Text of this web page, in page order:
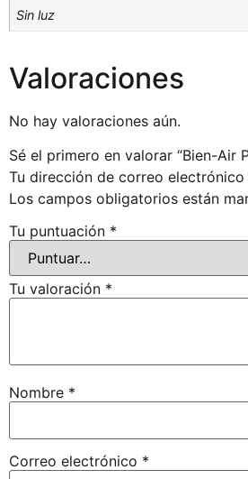
Sin luz
Valoraciones
No hay valoraciones aún.
Sé el primero en valorar “Bien-Air
Tu dirección de correo
Los campos obligatorios están
Tu puntuación *
Tu valoración *
Nombre *
Correo electrónico *